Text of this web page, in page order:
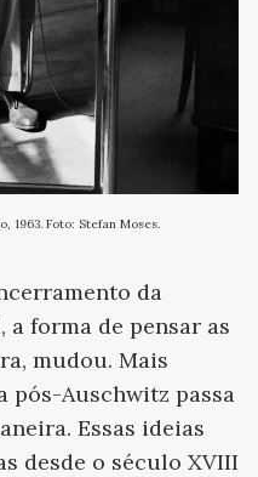
1963. Foto: Stefan Moses.
da
forma de pensar as
mudou. Mais
pós-Auschwitz passa
Essas ideias
desde o século XVIII